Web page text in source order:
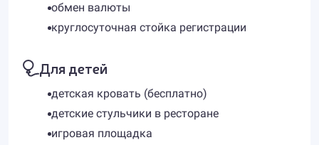
обмен валюты
круглосуточная стойка регистрации
Для детей
детская кровать (бесплатно)
детские стульчики в ресторане
игровая площадка